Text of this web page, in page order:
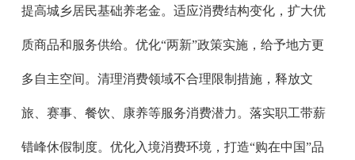
提高城乡居民基础养老金。适应消费结构变化，扩大优
质商品和服务供给。优化“两新”政策实施，给予地方更
多自主空间。清理消费领域不合理限制措施，释放文
旅、赛事、餐饮、康养等服务消费潜力。落实职工带薪
错峰休假制度。优化入境消费环境，打造“购在中国”品